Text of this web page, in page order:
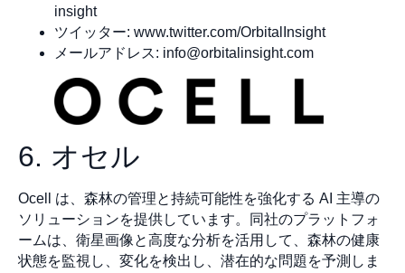
insight
ツイッター: www.twitter.com/OrbitalInsight
メールアドレス: info@orbitalinsight.com
6. オセル
Ocell は、森林の管理と持続可能性を強化する AI 主導の
ソリューションを提供しています。同社のプラットフォ
ームは、衛星画像と高度な分析を活用して、森林の健康
状態を監視し、変化を検出し、潜在的な問題を予測しま